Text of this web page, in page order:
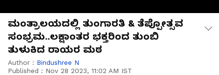
ಮಂತ್ರಾಲಯದಲ್ಲಿ ತುಂಗಾರತಿ & ತೆಪ್ಪೋತ್ಸವ
ಸಂಭ್ರಮ..ಲಕ್ಷಾಂತರ ಭಕ್ತರಿಂದ ತುಂಬಿ
ತುಳುಕಿದ ರಾಯರ ಮಠ
Author : Bindushree N
Published : Nov 28 2023, 11:02 AM IST